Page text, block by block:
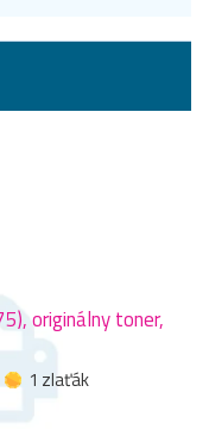
originálny toner,
1 zlaťák